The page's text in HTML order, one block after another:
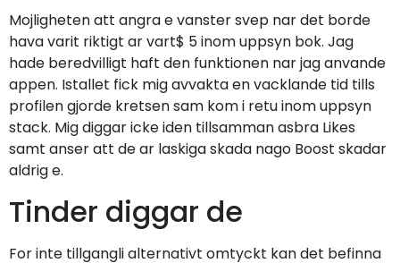
Mojligheten att angra e vanster svep nar det borde
hava varit riktigt ar vart$ 5 inom uppsyn bok. Jag
hade beredvilligt haft den funktionen nar jag anvande
appen. Istallet fick mig avvakta en vacklande tid tills
profilen gjorde kretsen sam kom i retu inom uppsyn
stack. Mig diggar icke iden tillsamman asbra Likes
samt anser att de ar laskiga skada nago Boost skadar
aldrig e.
Tinder diggar de
For inte tillgangli alternativt omtyckt kan det befinna